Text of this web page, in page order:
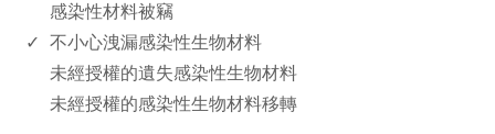
感染性材料被竊
✓ 不小心洩漏感染性生物材料
未經授權的遺失感染性生物材料
未經授權的感染性生物材料移轉